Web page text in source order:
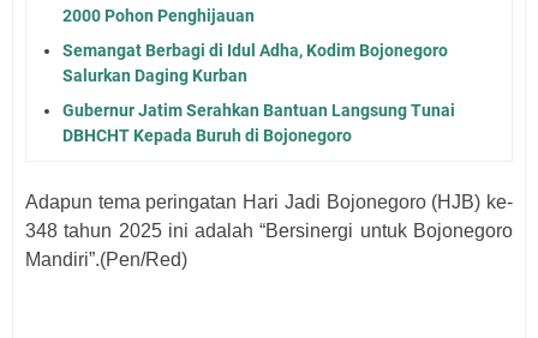
2000 Pohon Penghijauan
Semangat Berbagi di Idul Adha, Kodim Bojonegoro
Salurkan Daging Kurban
Gubernur Jatim Serahkan Bantuan Langsung Tunai
DBHCHT Kepada Buruh di Bojonegoro
Adapun tema peringatan Hari Jadi Bojonegoro (HJB) ke-
348 tahun 2025 ini adalah “Bersinergi untuk Bojonegoro
Mandiri”.(Pen/Red)